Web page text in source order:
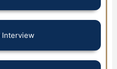
Interview